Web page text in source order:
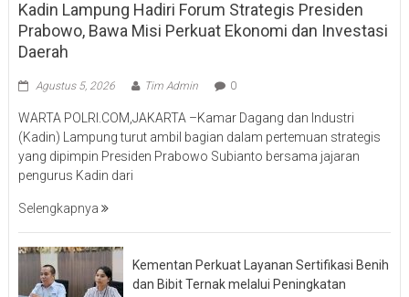
Kadin Lampung Hadiri Forum Strategis Presiden
Prabowo, Bawa Misi Perkuat Ekonomi dan Investasi
Daerah
Agustus 5, 2026 Tim Admin 0
WARTA POLRI.COM,JAKARTA –Kamar Dagang dan Industri
(Kadin) Lampung turut ambil bagian dalam pertemuan strategis
yang dipimpin Presiden Prabowo Subianto bersama jajaran
pengurus Kadin dari
Selengkapnya
Kementan Perkuat Layanan Sertifikasi Benih
dan Bibit Ternak melalui Peningkatan